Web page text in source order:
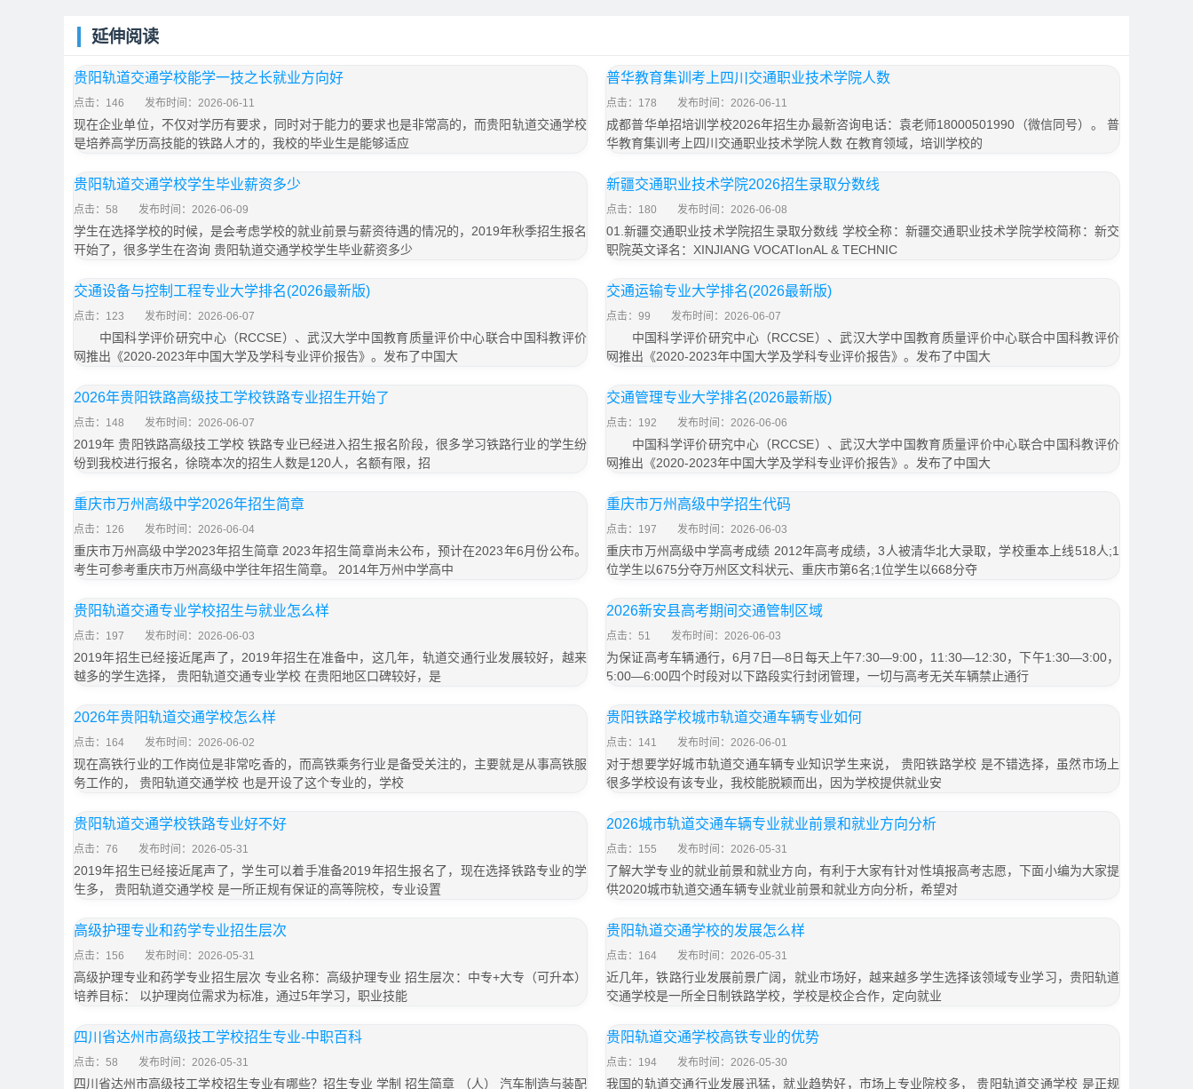
延伸阅读
贵阳轨道交通学校能学一技之长就业方向好
点击：146 发布时间：2026-06-11
现在企业单位，不仅对学历有要求，同时对于能力的要求也是非常高的，而贵阳轨道交通学校
是培养高学历高技能的铁路人才的，我校的毕业生是能够适应
普华教育集训考上四川交通职业技术学院人数
点击：178 发布时间：2026-06-11
成都普华单招培训学校2026年招生办最新咨询电话：袁老师18000501990（微信同号）。 普
华教育集训考上四川交通职业技术学院人数 在教育领域，培训学校的
贵阳轨道交通学校学生毕业薪资多少
点击：58 发布时间：2026-06-09
学生在选择学校的时候，是会考虑学校的就业前景与薪资待遇的情况的，2019年秋季招生报名
开始了，很多学生在咨询 贵阳轨道交通学校学生毕业薪资多少
新疆交通职业技术学院2026招生录取分数线
点击：180 发布时间：2026-06-08
01.新疆交通职业技术学院招生录取分数线 学校全称：新疆交通职业技术学院学校简称：新交
职院英文译名：XINJIANG VOCATIonAL & TECHNIC
交通设备与控制工程专业大学排名(2026最新版)
点击：123 发布时间：2026-06-07
中国科学评价研究中心（RCCSE）、武汉大学中国教育质量评价中心联合中国科教评价
网推出《2020-2023年中国大学及学科专业评价报告》。发布了中国大
交通运输专业大学排名(2026最新版)
点击：99 发布时间：2026-06-07
中国科学评价研究中心（RCCSE）、武汉大学中国教育质量评价中心联合中国科教评价
网推出《2020-2023年中国大学及学科专业评价报告》。发布了中国大
2026年贵阳铁路高级技工学校铁路专业招生开始了
点击：148 发布时间：2026-06-07
2019年 贵阳铁路高级技工学校 铁路专业已经进入招生报名阶段，很多学习铁路行业的学生纷
纷到我校进行报名，徐晓本次的招生人数是120人，名额有限，招
交通管理专业大学排名(2026最新版)
点击：192 发布时间：2026-06-06
中国科学评价研究中心（RCCSE）、武汉大学中国教育质量评价中心联合中国科教评价
网推出《2020-2023年中国大学及学科专业评价报告》。发布了中国大
重庆市万州高级中学2026年招生简章
点击：126 发布时间：2026-06-04
重庆市万州高级中学2023年招生简章 2023年招生简章尚未公布，预计在2023年6月份公布。
考生可参考重庆市万州高级中学往年招生简章。 2014年万州中学高中
重庆市万州高级中学招生代码
点击：197 发布时间：2026-06-03
重庆市万州高级中学高考成绩 2012年高考成绩，3人被清华北大录取，学校重本上线518人;1
位学生以675分夺万州区文科状元、重庆市第6名;1位学生以668分夺
贵阳轨道交通专业学校招生与就业怎么样
点击：197 发布时间：2026-06-03
2019年招生已经接近尾声了，2019年招生在准备中，这几年，轨道交通行业发展较好，越来
越多的学生选择， 贵阳轨道交通专业学校 在贵阳地区口碑较好，是
2026新安县高考期间交通管制区域
点击：51 发布时间：2026-06-03
为保证高考车辆通行，6月7日—8日每天上午7:30—9:00，11:30—12:30，下午1:30—3:00，
5:00—6:00四个时段对以下路段实行封闭管理，一切与高考无关车辆禁止通行
2026年贵阳轨道交通学校怎么样
点击：164 发布时间：2026-06-02
现在高铁行业的工作岗位是非常吃香的，而高铁乘务行业是备受关注的，主要就是从事高铁服
务工作的， 贵阳轨道交通学校 也是开设了这个专业的，学校
贵阳铁路学校城市轨道交通车辆专业如何
点击：141 发布时间：2026-06-01
对于想要学好城市轨道交通车辆专业知识学生来说， 贵阳铁路学校 是不错选择，虽然市场上
很多学校设有该专业，我校能脱颖而出，因为学校提供就业安
贵阳轨道交通学校铁路专业好不好
点击：76 发布时间：2026-05-31
2019年招生已经接近尾声了，学生可以着手准备2019年招生报名了，现在选择铁路专业的学
生多， 贵阳轨道交通学校 是一所正规有保证的高等院校，专业设置
2026城市轨道交通车辆专业就业前景和就业方向分析
点击：155 发布时间：2026-05-31
了解大学专业的就业前景和就业方向，有利于大家有针对性填报高考志愿，下面小编为大家提
供2020城市轨道交通车辆专业就业前景和就业方向分析，希望对
高级护理专业和药学专业招生层次
点击：156 发布时间：2026-05-31
高级护理专业和药学专业招生层次 专业名称：高级护理专业 招生层次：中专+大专（可升本）
培养目标： 以护理岗位需求为标准，通过5年学习，职业技能
贵阳轨道交通学校的发展怎么样
点击：164 发布时间：2026-05-31
近几年，铁路行业发展前景广阔，就业市场好，越来越多学生选择该领域专业学习，贵阳轨道
交通学校是一所全日制铁路学校，学校是校企合作，定向就业
四川省达州市高级技工学校招生专业-中职百科
点击：58 发布时间：2026-05-31
四川省达州市高级技工学校招生专业有哪些？招生专业 学制 招生简章 （人） 汽车制造与装配
贵阳轨道交通学校高铁专业的优势
点击：194 发布时间：2026-05-30
我国的轨道交通行业发展迅猛，就业趋势好，市场上专业院校多， 贵阳轨道交通学校 是正规